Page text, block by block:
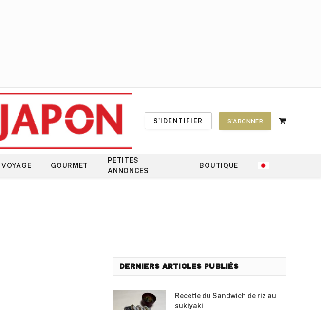
S'IDENTIFIER S'ABONNER
Shopping
VOYAGE GOURMET
PETITES
ANNONCES
BOUTIQUE
DERNIERS ARTICLES PUBLIÉS
Recette du Sandwich de riz au
sukiyaki